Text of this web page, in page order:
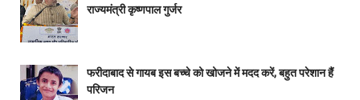
राज्यमंत्री कृष्णपाल गुर्जर
फरीदाबाद से गायब इस बच्चे को खोजने में मदद करें, बहुत परेशान हैं
परिजन